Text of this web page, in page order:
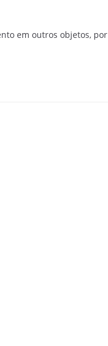
em outros objetos, por